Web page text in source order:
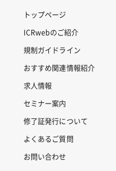
トップページ
ICRwebのご紹介
規制ガイドライン
おすすめ関連情報紹介
求人情報
セミナー案内
修了証発行について
よくあるご質問
お問い合わせ